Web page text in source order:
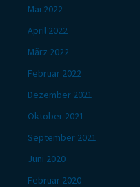
Mai 2022
April 2022
März 2022
Februar 2022
Dezember 2021
Oktober 2021
September 2021
Juni 2020
Februar 2020